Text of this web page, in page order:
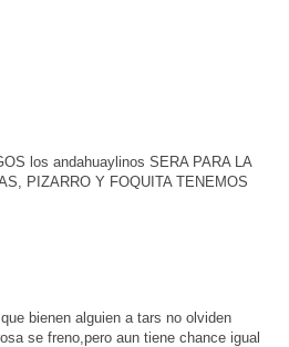
los andahuaylinos SERA PARA LA
PIZARRO Y FOQUITA TENEMOS
bienen alguien a tars no olviden
se freno,pero aun tiene chance igual